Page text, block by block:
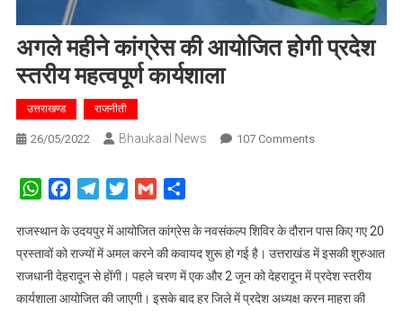
अगले महीने कांग्रेस की आयोजित होगी प्रदेश
स्तरीय महत्वपूर्ण कार्यशाला
उत्तराखण्ड राजनीती
26/05/2022 Bhaukaal News 107 CommentsOn
होगी
प्रदेश
स्तरीय
WhatsAppFacebookTelegramTwitterGmail
राजस्थान के उदयपुर में आयोजित कांग्रेस के नवसंकल्प शिविर के दौरान पास किए गए 20
प्रस्तावों को राज्यों में अमल करने की कवायद शुरू हो गई है। उत्तराखंड में इसकी शुरुआत
राजधानी देहरादून से होंगी। पहले चरण में एक और 2 जून को देहरादून में प्रदेश स्तरीय
कार्यशाला आयोजित की जाएगी। इसके बाद हर जिले में प्रदेश अध्यक्ष करन माहरा की